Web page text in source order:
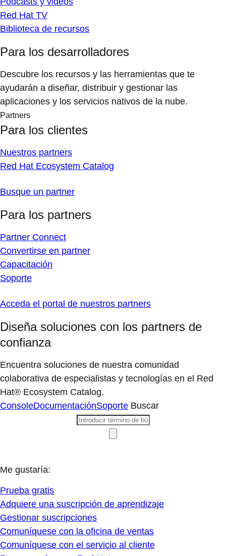
Red Hat TV
Biblioteca de recursos
Para los desarrolladores
Descubre los recursos y las herramientas que te
ayudarán a diseñar, distribuir y gestionar las
aplicaciones y los servicios nativos de la nube.
Partners
Para los clientes
Nuestros partners
Red Hat Ecosystem Catalog
Busque un partner
Para los partners
Partner Connect
Convertirse en partner
Capacitación
Soporte
Acceda el portal de nuestros partners
Diseña soluciones con los partners de
confianza
Encuentra soluciones de nuestra comunidad
colaborativa de especialistas y tecnologías en el Red
Hat® Ecosystem Catalog.
ConsoleDocumentaciónSoporte Buscar
Me gustaría:
Prueba gratis
Adquiere una suscripción de aprendizaje
Gestionar suscripciones
Comuníquese con la oficina de ventas
Comuníquese con el servicio al cliente